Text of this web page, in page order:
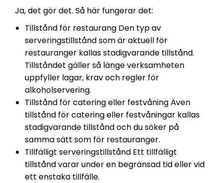
Ja, det gör det. Så här fungerar det:
Tillstånd för restaurang Den typ av
serveringstillstånd som är aktuell för
restauranger kallas stadigvarande tillstånd.
Tillståndet gäller så länge verksamheten
uppfyller lagar, krav och regler för
alkoholservering.
Tillstånd för catering eller festvåning Även
tillstånd för catering eller festvåningar kallas
stadigvarande tillstånd och du söker på
samma sätt som för restauranger.
Tillfälligt serveringstillstånd Ett tillfälligt
tillstånd varar under en begränsad tid eller vid
ett enstaka tillfälle.